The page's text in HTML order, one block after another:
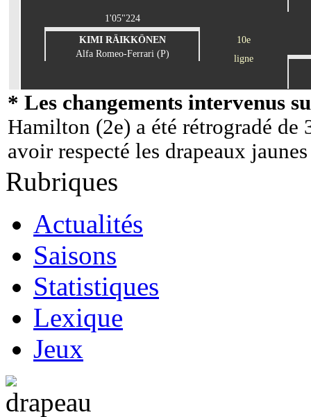
1'05"224
KIMI RÄIKKÖNEN
Alfa Romeo-Ferrari (P)
10e
ligne
* Les changements intervenus
Hamilton (2e) a été rétrogradé de
avoir respecté les drapeaux
Rubriques
Actualités
Saisons
Statistiques
Lexique
Jeux